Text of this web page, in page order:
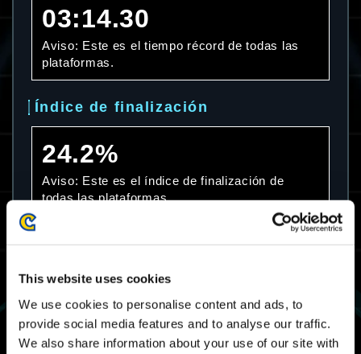
This website uses cookies
We use cookies to personalise content and ads, to
provide social media features and to analyse our traffic.
We also share information about your use of our site with
03:14.30
Aviso: Este es el tiempo récord de todas las
plataformas.
Índice de finalización
24.2%
Aviso: Este es el índice de finalización de
todas las plataformas.
Media de tiempo
07:54.09
Aviso: Esta es la media de tiempo empleado de